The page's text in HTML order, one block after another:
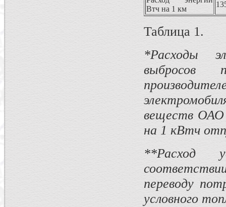
Втч на 1 км
Таблица 1.
*Расходы
выбросов
веществ ОАО
на 1 кВтч
**Расход
переводу
условного